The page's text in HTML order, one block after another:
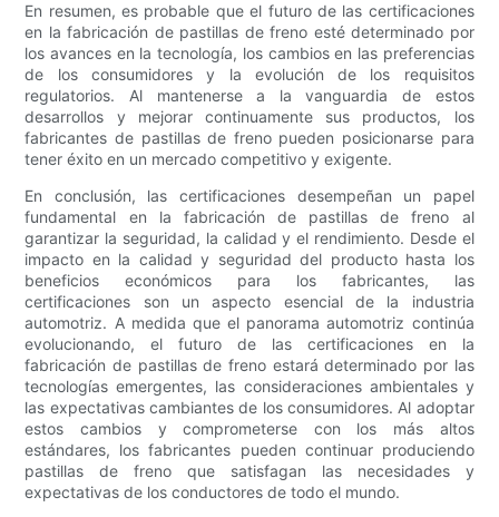
En resumen, es probable que el futuro de las certificaciones
en la fabricación de pastillas de freno esté determinado por
los avances en la tecnología, los cambios en las preferencias
de los consumidores y la evolución de los requisitos
regulatorios. Al mantenerse a la vanguardia de estos
desarrollos y mejorar continuamente sus productos, los
fabricantes de pastillas de freno pueden posicionarse para
tener éxito en un mercado competitivo y exigente.
En conclusión, las certificaciones desempeñan un papel
fundamental en la fabricación de pastillas de freno al
garantizar la seguridad, la calidad y el rendimiento. Desde el
impacto en la calidad y seguridad del producto hasta los
beneficios económicos para los fabricantes, las
certificaciones son un aspecto esencial de la industria
automotriz. A medida que el panorama automotriz continúa
evolucionando, el futuro de las certificaciones en la
fabricación de pastillas de freno estará determinado por las
tecnologías emergentes, las consideraciones ambientales y
las expectativas cambiantes de los consumidores. Al adoptar
estos cambios y comprometerse con los más altos
estándares, los fabricantes pueden continuar produciendo
pastillas de freno que satisfagan las necesidades y
expectativas de los conductores de todo el mundo.